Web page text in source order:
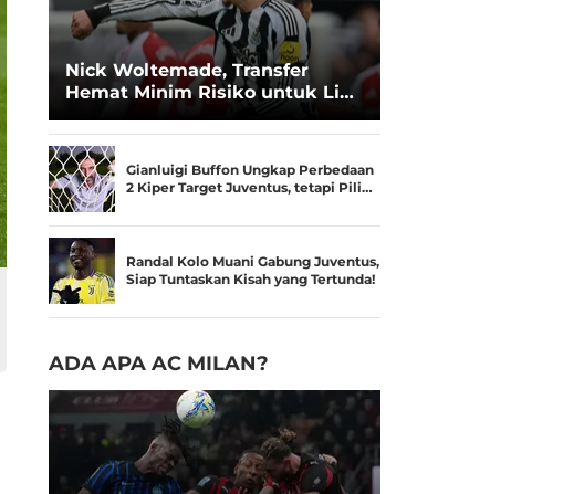
Nick Woltemade, Transfer
Hemat Minim Risiko untuk Lini
Gianluigi Buffon Ungkap Perbedaan
2 Kiper Target Juventus, tetapi Pili…
Randal Kolo Muani Gabung Juventus,
Siap Tuntaskan Kisah yang Tertunda!
ADA APA AC MILAN?